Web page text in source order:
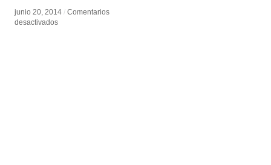
junio 20, 2014 / Comentarios
desactivadosen
junio 20, 2014 / Comentarios
desactivadosen